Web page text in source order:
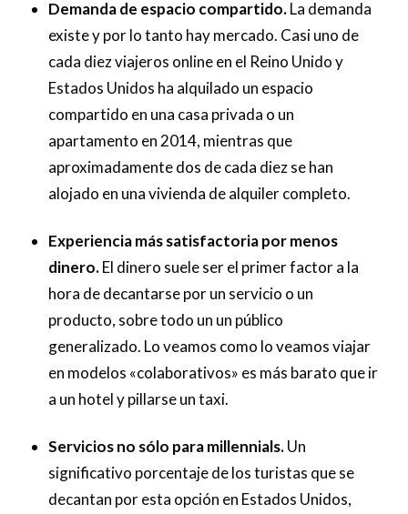
Demanda de espacio compartido.La demanda
existe y por lo tanto hay mercado. Casi uno de
cada diez viajeros online en el Reino Unido y
Estados Unidos ha alquilado un espacio
compartido en una casa privada o un
apartamento en 2014, mientras que
aproximadamente dos de cada diez se han
alojado en una vivienda de alquiler completo.
Experiencia más satisfactoria por menos
dinero.El dinero suele ser el primer factor a la
hora de decantarse por un servicio o un
producto, sobre todo un un público
generalizado. Lo veamos como lo veamos viajar
en modelos «colaborativos» es más barato que ir
a un hotel y pillarse un taxi.
Servicios no sólo para millennials.Un
significativo porcentaje de los turistas que se
decantan por esta opción en Estados Unidos,